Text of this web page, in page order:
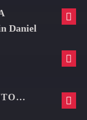
Daniel
TU NO ME QUIERES TANTO NA´